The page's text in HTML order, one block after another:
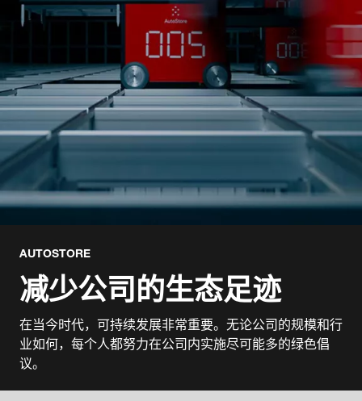
AUTOSTORE
减少公司的生态足迹
在当今时代，可持续发展非常重要。无论公司的规模和行
业如何，每个人都努力在公司内实施尽可能多的绿色倡
议。